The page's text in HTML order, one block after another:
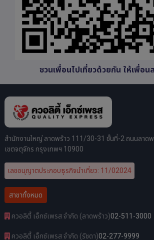
ชวนเพื่อนไปเที่ยวด้วยกัน ให้เพื่อน
สำนักงานใหญ่ ลาดพร้าว 111/30-31 ชั้นที่-2 ถนนลาดพ
เขตจตุจักร กรุงเทพฯ 10900
เลขอนุญาตประกอบธุรกิจนำเที่ยว: 11/02024
สาขาทั้งหมด
ควอลิตี้ เอ็กซ์เพรส จำกัด (ลาดพร้าว)02-511-3000
ควอลิตี้ เอ็กซ์เพรส จำกัด (รัชดา)02-277-9999